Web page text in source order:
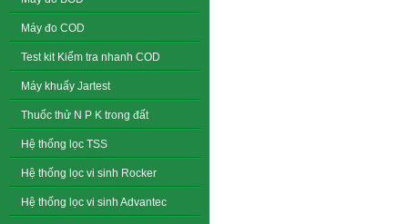
Máy đo COD
Test kit Kiểm tra nhanh COD
Máy khuấy Jartest
Thuốc thử N P K trong đất
Hệ thống lọc TSS
Hệ thống lọc vi sinh Rocker
Hệ thống lọc vi sinh Advantec